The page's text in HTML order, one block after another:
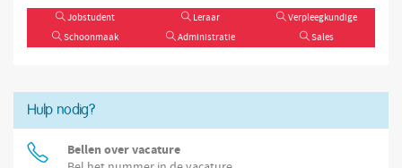
Jobstudent Leraar
Verpleegkundige
Schoonmaak
Administratie Sales
Hulp nodig?
Bellen over vacature